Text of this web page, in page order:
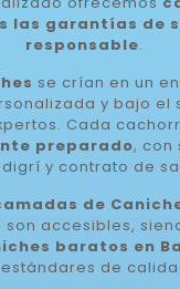
las garantías de
responsable.
se crían en un
y bajo el
Cada
preparado, con
y contrato de
de
son accesibles,
baratos en
de